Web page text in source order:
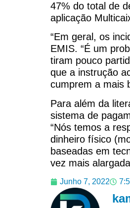
47% do total de
aplicação
“Em geral, os
EMIS. “É um
tiram pouco
que a instrução
cumprem a mais
Para além da
sistema de
“Nós temos a
dinheiro físico
baseadas em
vez mais
Junho 7, 2022